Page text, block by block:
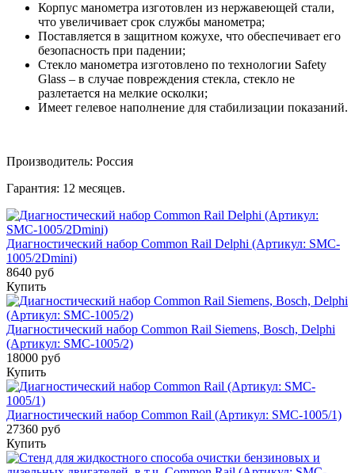
Корпус манометра изготовлен из нержавеющей стали,
что увеличивает срок службы манометра;
Поставляется в защитном кожухе, что обеспечивает его
безопасность при падении;
Стекло манометра изготовлено по технологии Safety
Glass – в случае повреждения стекла, стекло не
разлетается на мелкие осколки;
Имеет гелевое наполнение для стабилизации показаний.
Производитель: Россия
Гарантия: 12 месяцев.
Диагностический набор Common Rail Delphi (Артикул: SMC-
1005/2Dmini)
8640 руб
Купить
Диагностический набор Common Rail Siemens, Bosch, Delphi
(Артикул: SMC-1005/2)
18000 руб
Купить
Диагностический набор Common Rail (Артикул: SMC-1005/1)
27360 руб
Купить